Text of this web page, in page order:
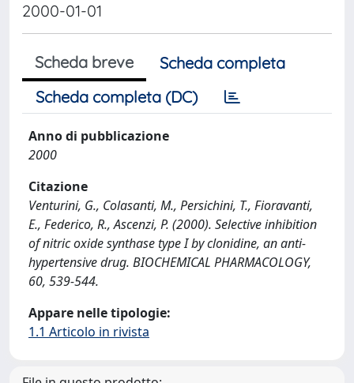
2000-01-01
Scheda breve
Scheda completa
Scheda completa (DC)
Anno di pubblicazione
2000
Citazione
Venturini, G., Colasanti, M., Persichini, T., Fioravanti,
E., Federico, R., Ascenzi, P. (2000). Selective inhibition
of nitric oxide synthase type I by clonidine, an anti-
hypertensive drug. BIOCHEMICAL PHARMACOLOGY,
60, 539-544.
Appare nelle tipologie:
1.1 Articolo in rivista